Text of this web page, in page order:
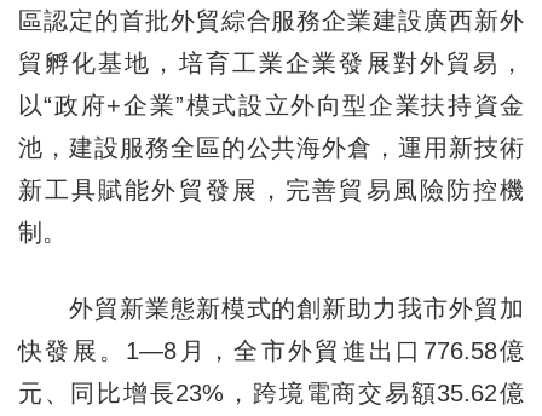
區認定的首批外貿綜合服務企業建設廣西新外
貿孵化基地，培育工業企業發展對外貿易，
以“政府+企業”模式設立外向型企業扶持資金
池，建設服務全區的公共海外倉，運用新技術
新工具賦能外貿發展，完善貿易風險防控機
制。
外貿新業態新模式的創新助力我市外貿加
快發展。1—8月，全市外貿進出口776.58億
元、同比增長23%，跨境電商交易額35.62億